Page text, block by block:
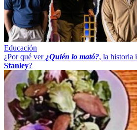
Educación
¿Por qué ver ¿Quién lo mató?, la historia
Stanley?